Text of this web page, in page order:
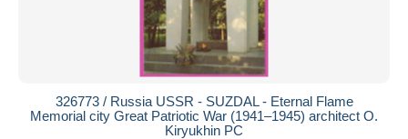
Mastercard
Bancontact
Maestro
326773 / Russia USSR - SUZDAL - Eternal Flame
Memorial city Great Patriotic War (1941–1945) architect O.
Kiryukhin PC